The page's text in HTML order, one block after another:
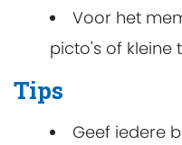
Voor het
picto's of kleine
Tips
Geef iedere